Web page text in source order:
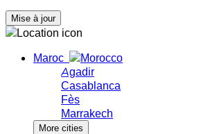
Maroc
Agadir
Casablanca
Fès
Marrakech
More cities